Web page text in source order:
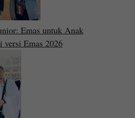
Emas untuk Anak
versi Emas 2026